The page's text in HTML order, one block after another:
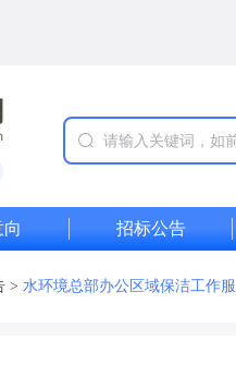
招标公告
> 水环境总部办公区域保洁工作